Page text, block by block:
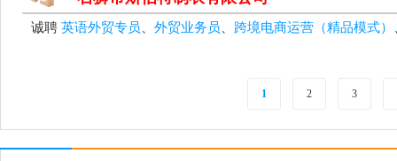
诚聘 英语外贸专员 外贸业务员 跨境电商运营（精品模式）
1 2 3